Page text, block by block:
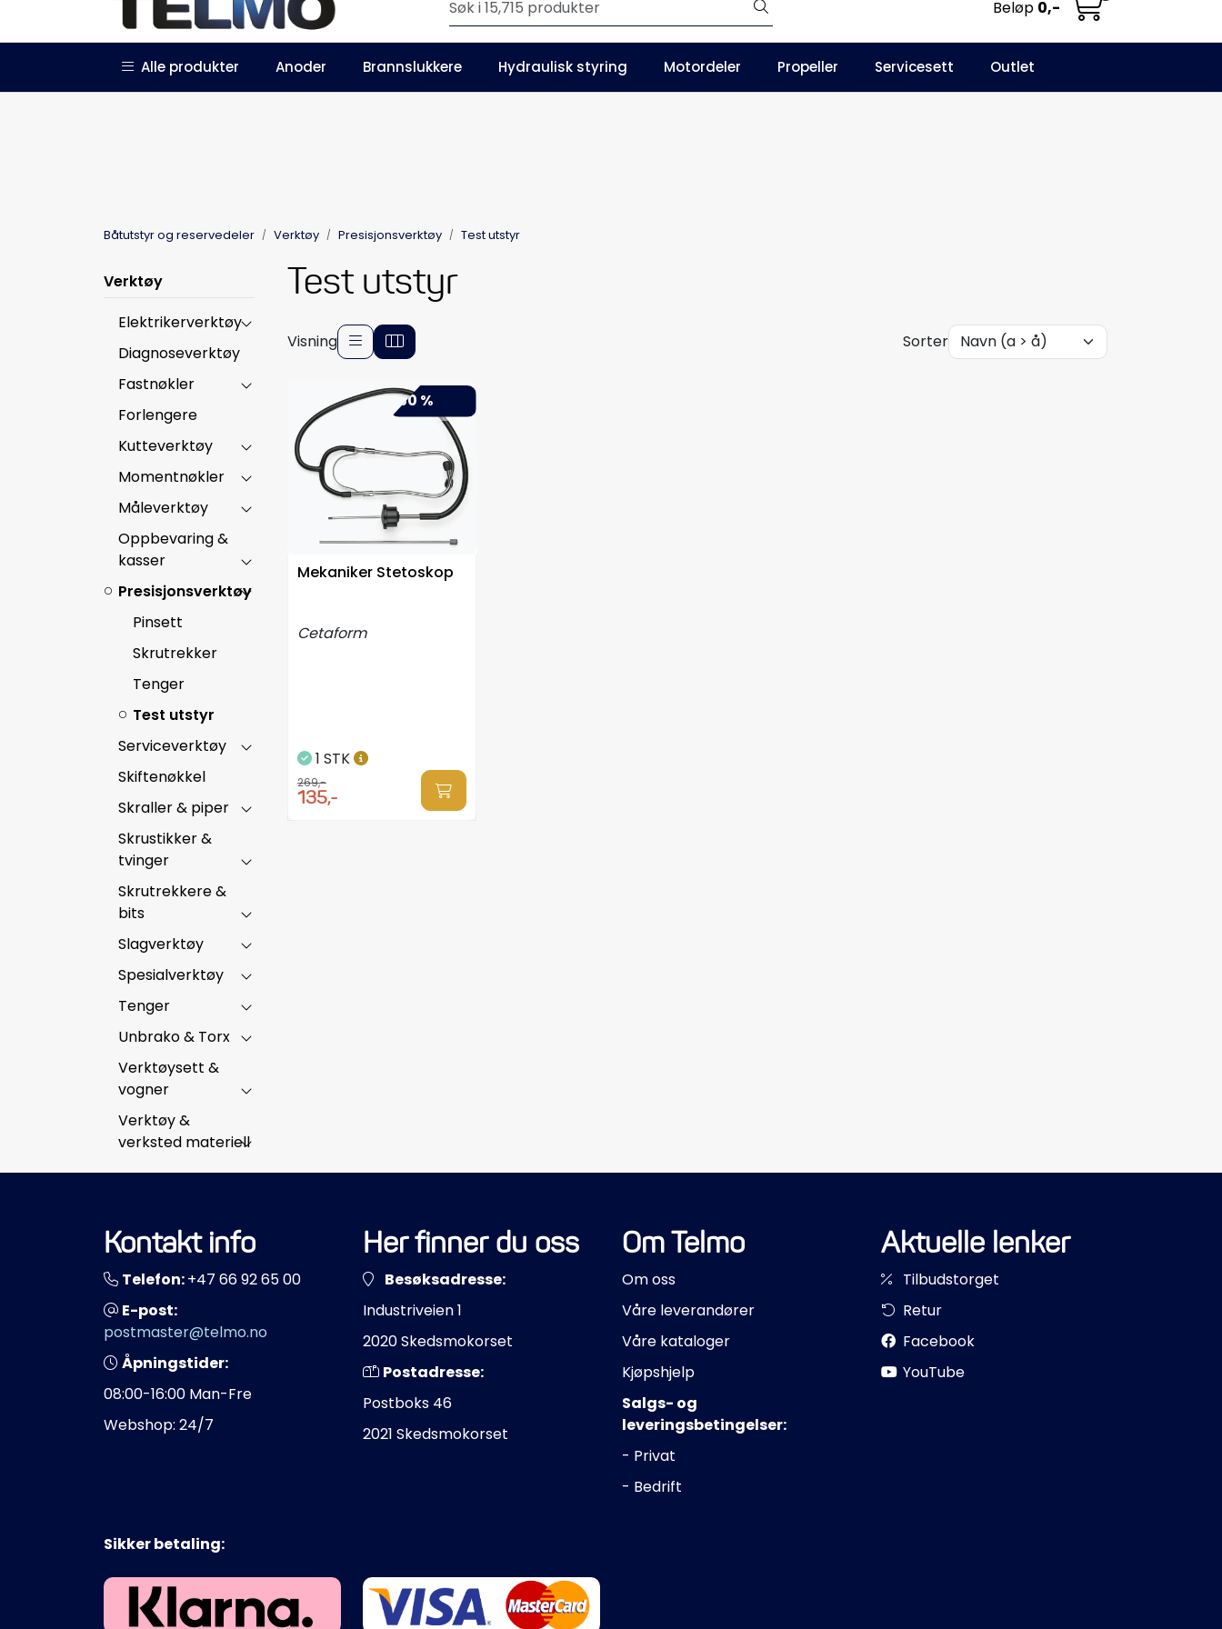
Outlet
Trustpilot | Forhandlersøknad | Våre kataloger NO Infosenter Favoritter
Beløp 0,-
Alle produkter Anoder Brannslukkere Hydraulisk styring Motordeler Propeller Servicesett Outlet
Båtutstyr og reservedeler Verktøy Presisjonsverktøy Test utstyr
Verktøy
Elektrikerverktøy
Diagnoseverktøy
Fastnøkler
Forlengere
Kutteverktøy
Momentnøkler
Måleverktøy
Oppbevaring &
kasser
Presisjonsverktøy
Pinsett
Skrutrekker
Tenger
Test utstyr
Serviceverktøy
Skiftenøkkel
Skraller & piper
Skrustikker &
tvinger
Skrutrekkere &
bits
Slagverktøy
Spesialverktøy
Tenger
Unbrako & Torx
Verktøysett &
vogner
Verktøy &
verksted materiell
Test utstyr
Visning Sorter
-50 %
Mekaniker Stetoskop
Cetaform
1 STK
269,-
135,-
Kontakt info
Telefon:+47 66 92 65 00
E-post:
postmaster@telmo.no
Åpningstider:
08:00-16:00 Man-Fre
Webshop: 24/7
Her finner du oss
Besøksadresse:
Industriveien 1
2020 Skedsmokorset
Postadresse:
Postboks 46
2021 Skedsmokorset
Om Telmo
Om oss
Våre leverandører
Våre kataloger
Kjøpshjelp
Salgs- og
leveringsbetingelser:
- Privat
- Bedrift
Aktuelle lenker
Tilbudstorget
Retur
Facebook
YouTube
Sikker betaling: